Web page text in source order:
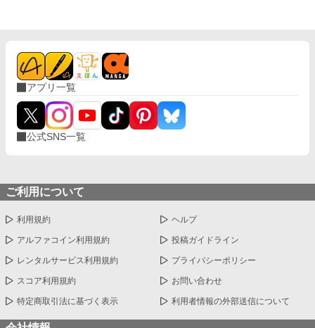
アプリ一覧
公式SNS一覧
ご利用について
利用規約 ヘルプ
アルファコイン利用規約 投稿ガイドライン
レンタルサービス利用規約 プライバシーポリシー
スコア利用規約 お問い合わせ
特定商取引法に基づく表示 利用者情報の外部送信について